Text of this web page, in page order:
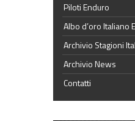
Piloti Enduro
Albo d’oro Italiano
Archivio Stagioni
Archivio News
Contatti